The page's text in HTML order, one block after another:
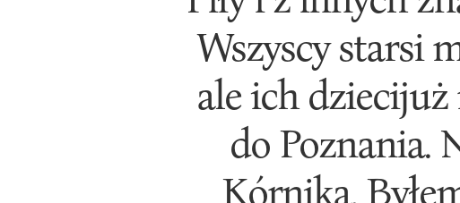
Wszyscy starsi
ale ich
do Poznania.
Kórnika.